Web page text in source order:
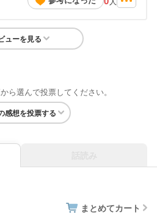
ューを見る
ら選んで投票してください。
感想を投票する
まとめてカート